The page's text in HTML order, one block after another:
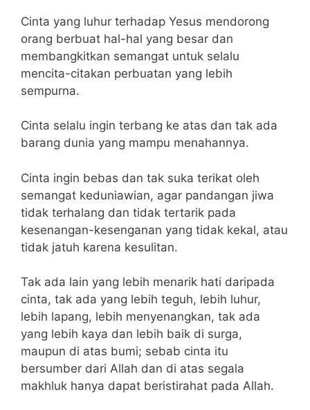
Cinta yang luhur terhadap Yesus mendorong
orang berbuat hal-hal yang besar dan
membangkitkan semangat untuk selalu
mencita-citakan perbuatan yang lebih
sempurna.
Cinta selalu ingin terbang ke atas dan tak ada
barang dunia yang mampu menahannya.
Cinta ingin bebas dan tak suka terikat oleh
semangat keduniawian, agar pandangan jiwa
tidak terhalang dan tidak tertarik pada
kesenangan-kesenganan yang tidak kekal, atau
tidak jatuh karena kesulitan.
Tak ada lain yang lebih menarik hati daripada
cinta, tak ada yang lebih teguh, lebih luhur,
lebih lapang, lebih menyenangkan, tak ada
yang lebih kaya dan lebih baik di surga,
maupun di atas bumi; sebab cinta itu
bersumber dari Allah dan di atas segala
makhluk hanya dapat beristirahat pada Allah.